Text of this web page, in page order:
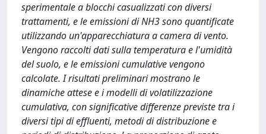
sperimentale a blocchi casualizzati con diversi
trattamenti, e le emissioni di NH3 sono quantificate
utilizzando un'apparecchiatura a camera di vento.
Vengono raccolti dati sulla temperatura e l'umidità
del suolo, e le emissioni cumulative vengono
calcolate. I risultati preliminari mostrano le
dinamiche attese e i modelli di volatilizzazione
cumulativa, con significative differenze previste tra i
diversi tipi di effluenti, metodi di distribuzione e